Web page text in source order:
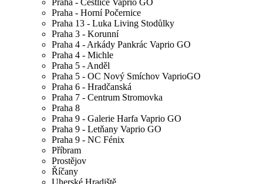
Praha - Horní Počernice
Praha 13 - Luka Living Stodůlky
Praha 3 - Korunní
Praha 4 - Arkády Pankrác Vaprio GO
Praha 4 - Michle
Praha 5 - Anděl
Praha 5 - OC Nový Smíchov VaprioGO
Praha 6 - Hradčanská
Praha 7 - Centrum Stromovka
Praha 8
Praha 9 - Galerie Harfa Vaprio GO
Praha 9 - Letňany Vaprio GO
Praha 9 - NC Fénix
Příbram
Prostějov
Říčany
Uherské Hradiště